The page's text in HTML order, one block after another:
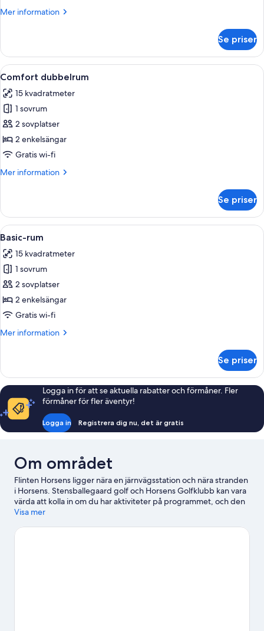
Mer information
Mer
(6
people)
Se priser
Öppna
alla
foton
för
Comfort
dubbelrum
En säng med vita sängkläder, en
13
Comfort dubbelrum
15 kvadratmeter
1 sovrum
2 sovplatser
2 enkelsängar
Gratis wi-fi
Mer information
Mer
dubbelrum
Se priser
Öppna
alla
foton
för
Basic-
rum
Ett hotellrum med två sängar, en tv
5
Basic-rum
15 kvadratmeter
1 sovrum
2 sovplatser
2 enkelsängar
Gratis wi-fi
Mer information
Mer
rum
Se priser
Logga in för att se aktuella rabatter och förmåner. Fler
förmåner för fler äventyr!
Logga in Registrera dig nu, det är gratis
Om området
Flinten Horsens ligger nära en järnvägsstation och nära stranden
i Horsens. Stensballegaard golf och Horsens Golfklubb kan vara
värda att kolla in om du har aktiviteter på programmet, och den
som föredrar att uppleva områdets vackra natur kan utforska
Uggla och Stolarna är också värda ett besök. Passa på att
Visa mer